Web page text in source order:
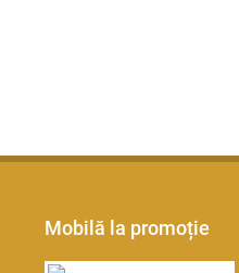
Mobilă la promoție